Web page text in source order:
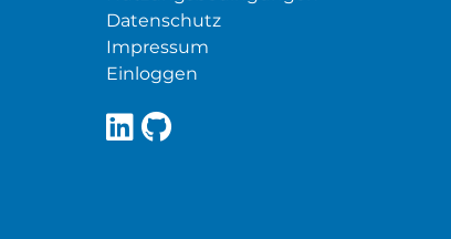
Datenschutz
Impressum
Einloggen